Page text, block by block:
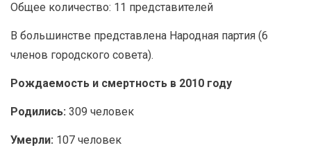
Общее количество: 11 представителей
В большинстве представлена Народная партия (6
членов городского совета).
Рождаемость и смертность в 2010 году
Родились: 309 человек
Умерли: 107 человек